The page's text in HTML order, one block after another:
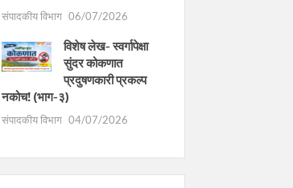
संपादकीय विभाग 06/07/2026
विशेष लेख- स्वर्गापेक्षा
सुंदर कोकणात
प्रदुषणकारी प्रकल्प
नकोच! (भाग-३)
संपादकीय विभाग 04/07/2026